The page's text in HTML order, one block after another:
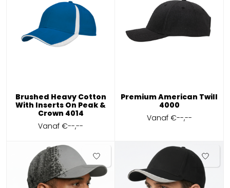
Brushed Heavy Cotton
With Inserts On Peak &
Crown 4014
Vanaf€--,--
Premium American Twill
4000
Vanaf €--,--